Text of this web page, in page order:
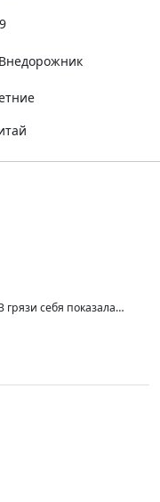
Внедорожник
себя показала
но и резина не шоссейка.
лёд, асфальт.
рекомендую.